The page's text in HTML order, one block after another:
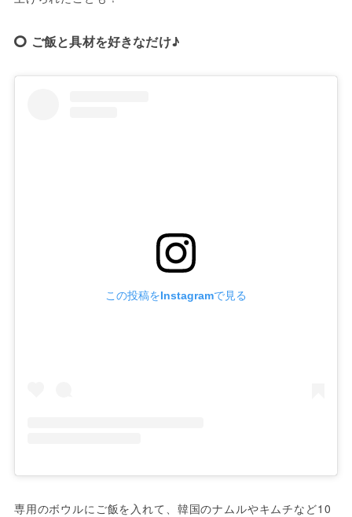
ご飯と具材を好きなだけ♪
この投稿をInstagramで見る
専用のボウルにご飯を入れて、韓国のナムルやキムチなど10